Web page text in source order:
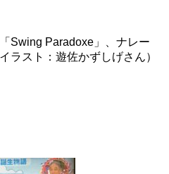
Swing Paradoxe」、ナレー
ラスト：遊佐かずしげさん）